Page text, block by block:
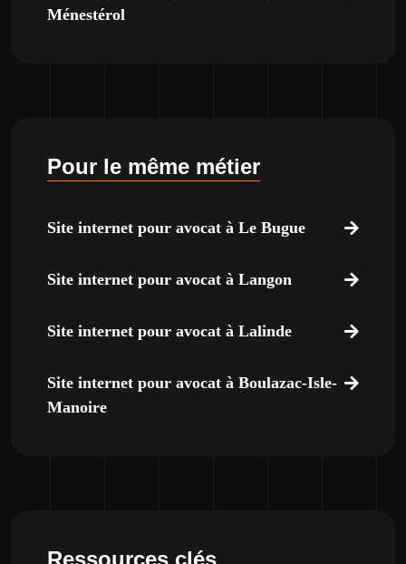
Ménestérol
Pour le même métier
Site internet pour avocat à Le Bugue
Site internet pour avocat à Langon
Site internet pour avocat à Lalinde
Site internet pour avocat à Boulazac-Isle-
Manoire
Ressources clés